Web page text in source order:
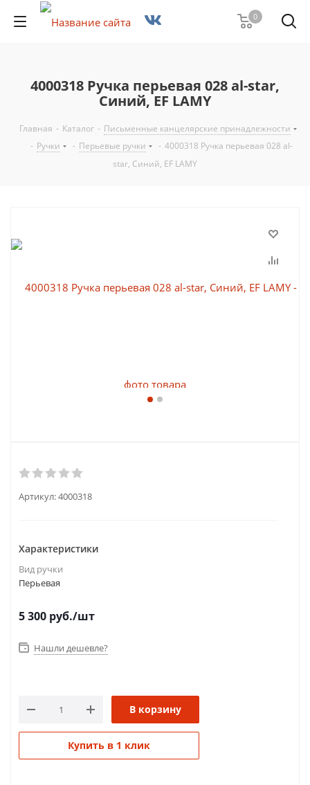
0
4000318 Ручка перьевая 028 al-star,
Синий, EF LAMY
Главная - Каталог - Письменные канцелярские принадлежности
- Ручки - Перьевые ручки - 4000318 Ручка перьевая 028 al-
star, Синий, EF LAMY
Артикул:4000318
Характеристики
Вид ручки
Перьевая
5 300 руб./шт
Нашли дешевле?
В корзину
Купить в 1 клик